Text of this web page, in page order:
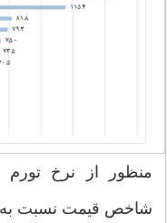
منظور از نرخ تورم
شاخص قیمت نسبت به